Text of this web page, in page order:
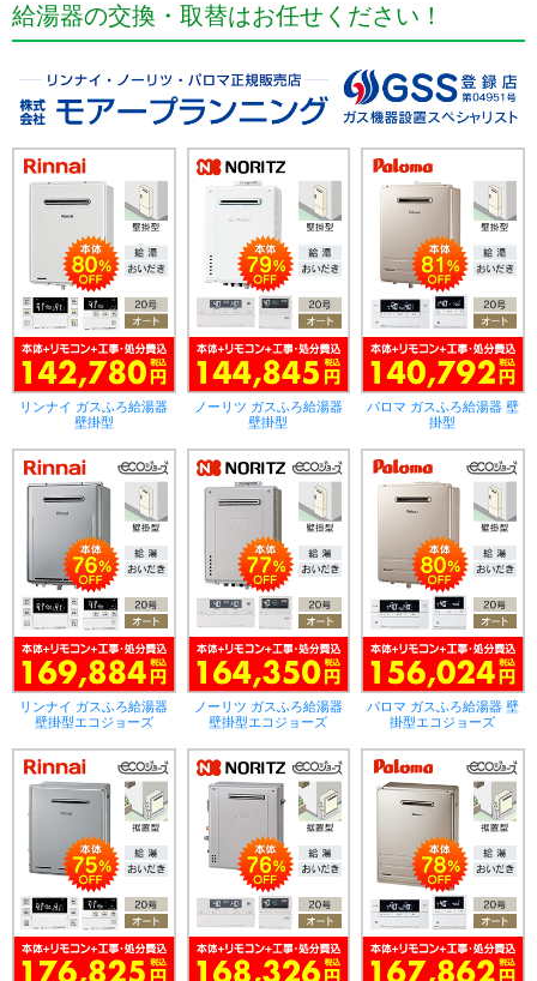
給湯器の交換・取替はお任せください！
リンナイ ガスふろ給湯器
壁掛型
ノーリツ ガスふろ給湯器
壁掛型
パロマ ガスふろ給湯器 壁
掛型
リンナイ ガスふろ給湯器
壁掛型エコジョーズ
ノーリツ ガスふろ給湯器
壁掛型エコジョーズ
パロマ ガスふろ給湯器 壁
掛型エコジョーズ